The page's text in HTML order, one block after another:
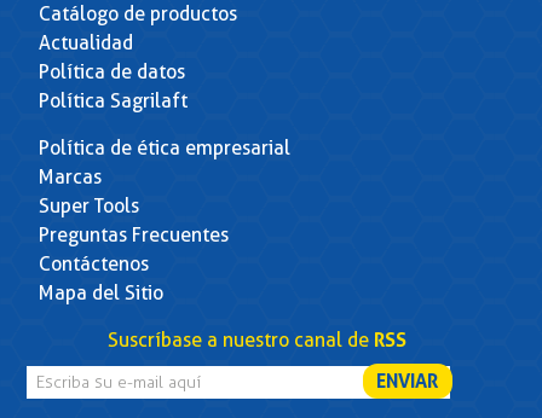
Catálogo de productos
Actualidad
Política de datos
Política Sagrilaft
Política de ética empresarial
Marcas
Super Tools
Preguntas Frecuentes
Contáctenos
Mapa del Sitio
Suscríbase a nuestro canal de RSS